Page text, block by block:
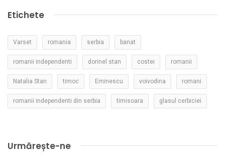
Etichete
Varset romania serbia banat
romanii independenti dorinel stan costei romanii
Natalia Stan timoc Eminescu voivodina romani
romanii independenti din serbia timisoara glasul cerbiciei
Urmărește-ne